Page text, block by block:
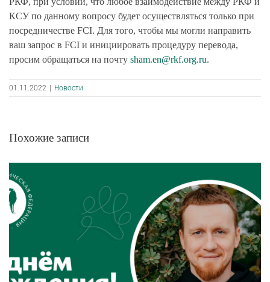
КСУ по данному вопросу будет осуществляться только при
посредничестве FCI. Для того, чтобы мы могли направить
ваш запрос в FCI и инициировать процедуру перевода,
просим обращаться на почту sham.en@rkf.org.ru.
01.11.2022 Новости
Похожие записи